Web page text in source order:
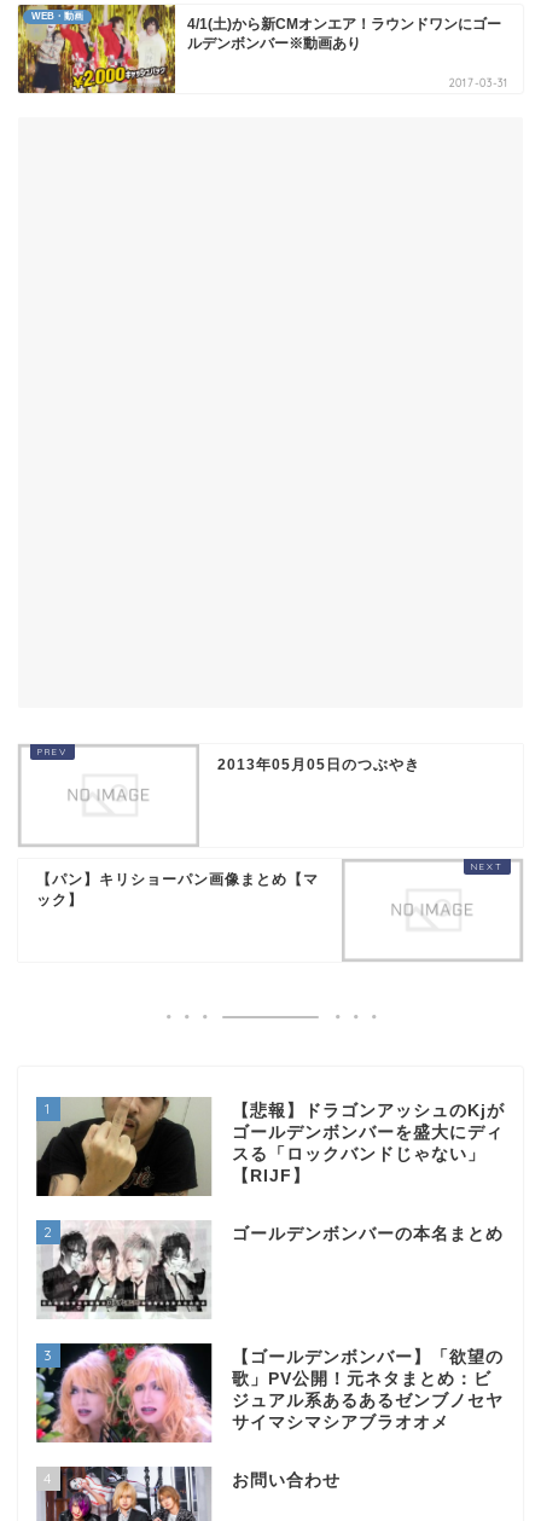
WEB・動画
4/1(土)から新CMオンエア！ラウンドワンにゴー
ルデンボンバー※動画あり
2017-03-31
2013年05月05日のつぶやき
【パン】キリショーパン画像まとめ【マ
ック】
1
【悲報】ドラゴンアッシュのKjが
ゴールデンボンバーを盛大にディ
スる「ロックバンドじゃない」
【RIJF】
2 ゴールデンボンバーの本名まとめ
3
【ゴールデンボンバー】「欲望の
歌」PV公開！元ネタまとめ：ビ
ジュアル系あるあるゼンブノセヤ
サイマシマシアブラオオメ
4 お問い合わせ